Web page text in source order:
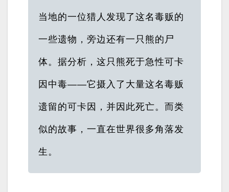
当地的一位猎人发现了这名毒贩的
一些遗物，旁边还有一只熊的尸
体。据分析，这只熊死于急性可卡
因中毒——它摄入了大量这名毒贩
遗留的可卡因，并因此死亡。而类
似的故事，一直在世界很多角落发
生。